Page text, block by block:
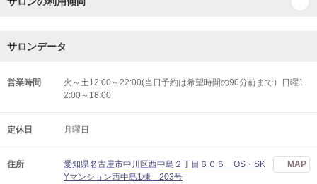
サロンデータ
営業時間
火～土12:00～22:00(当日予約は希望時間の90分前まで）日曜1
2:00～18:00
定休日 月曜日
住所
愛知県名古屋市中川区西中島２丁目６０５ OS・SK
Yマンション西中島1棟 203号
MAP